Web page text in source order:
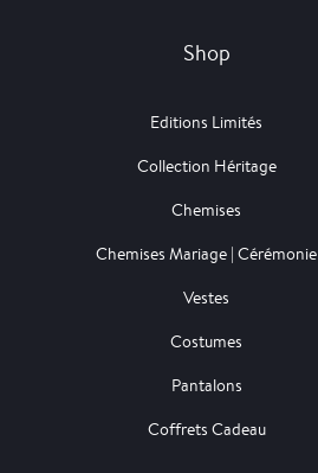
Shop
Editions Limités
Collection Héritage
Chemises
Chemises Mariage | Cérémonie
Vestes
Costumes
Pantalons
Coffrets Cadeau